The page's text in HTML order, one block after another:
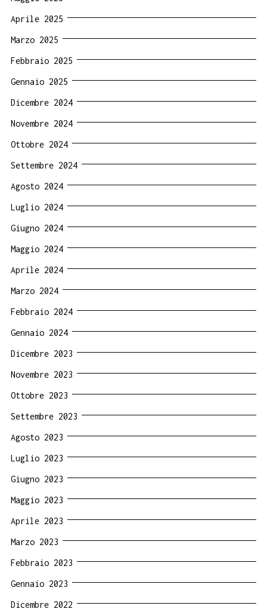
Aprile 2025
Marzo 2025
Febbraio 2025
Gennaio 2025
Dicembre 2024
Novembre 2024
Ottobre 2024
Settembre 2024
Agosto 2024
Luglio 2024
Giugno 2024
Maggio 2024
Aprile 2024
Marzo 2024
Febbraio 2024
Gennaio 2024
Dicembre 2023
Novembre 2023
Ottobre 2023
Settembre 2023
Agosto 2023
Luglio 2023
Giugno 2023
Maggio 2023
Aprile 2023
Marzo 2023
Febbraio 2023
Gennaio 2023
Dicembre 2022